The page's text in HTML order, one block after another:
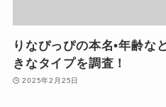
りなぴっぴの本名•年齢な
きなタイプを調査！
2025年2月25日